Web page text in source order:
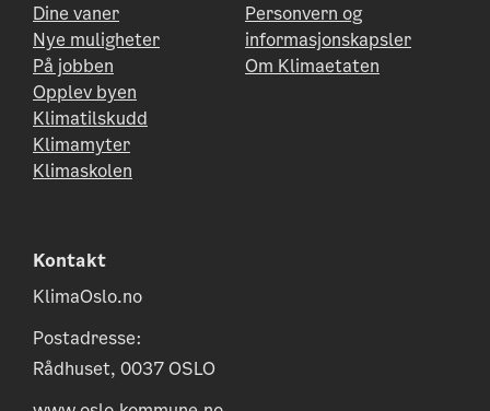
Dine vaner
Nye muligheter
På jobben
Opplev byen
Klimatilskudd
Klimamyter
Klimaskolen
Personvern og
informasjonskapsler
Om Klimaetaten
Kontakt
KlimaOslo.no
Postadresse:
Rådhuset, 0037 OSLO